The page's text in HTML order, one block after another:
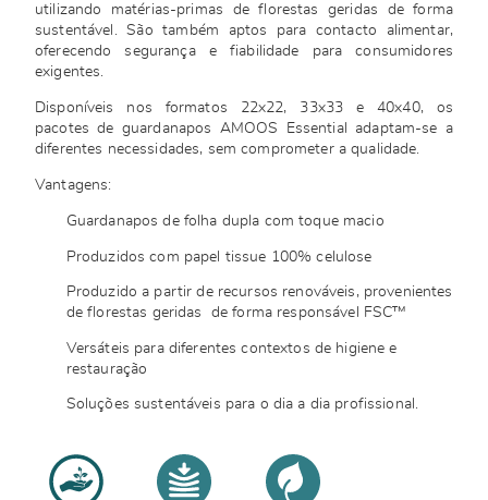
utilizando matérias-primas de florestas geridas de forma
sustentável. São também aptos para contacto alimentar,
oferecendo segurança e fiabilidade para consumidores
exigentes.
Disponíveis nos formatos 22x22, 33x33 e 40x40, os
pacotes de guardanapos AMOOS Essential adaptam-se a
diferentes necessidades, sem comprometer a qualidade.
Vantagens:
Guardanapos de folha dupla com toque macio
Produzidos com papel tissue 100% celulose
Produzido a partir de recursos renováveis, provenientes
de florestas geridas de forma responsável FSC™
Versáteis para diferentes contextos de higiene e
restauração
Soluções sustentáveis para o dia a dia profissional.